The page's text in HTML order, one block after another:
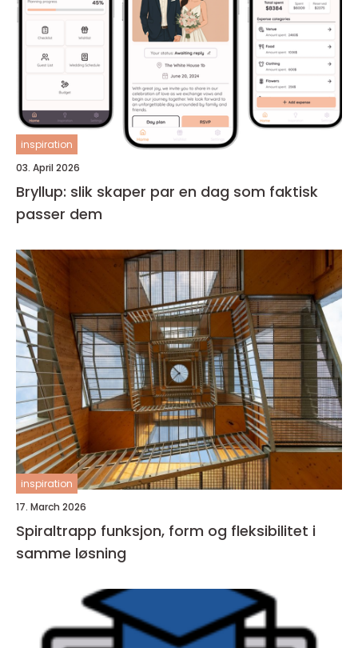
inspiration
03. April 2026
Bryllup: slik skaper par en dag som faktisk
passer dem
inspiration
17. March 2026
Spiraltrapp funksjon, form og fleksibilitet i
samme løsning